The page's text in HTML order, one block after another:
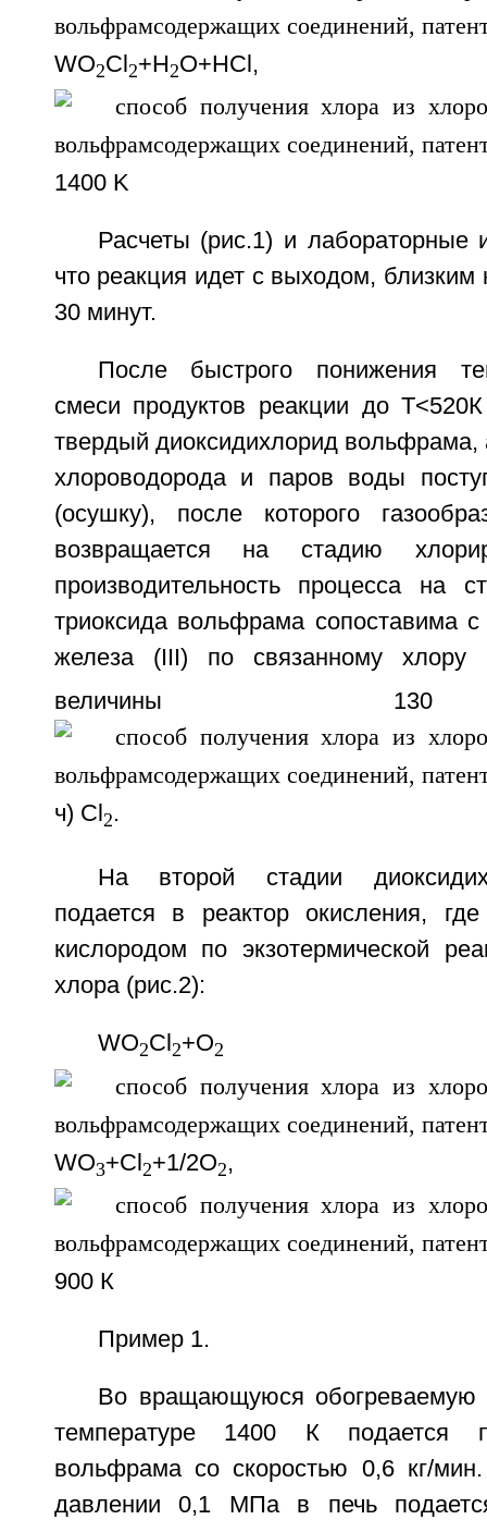
WO2Cl 2+H2
1400 K
Расчеты (рис.1) и лабораторные
что реакция идет с выходом, близким
30 минут.
После быстрого понижения
смеси продуктов реакции до
твердый диоксидихлорид вольфрама,
хлороводорода и паров воды
(осушку), после которого
возвращается на стадию
производительность процесса на
триоксида вольфрама сопоставима
железа (III) по связанному хлору
величины
ч) Cl 2.
На второй стадии
подается в реактор окисления,
кислородом по экзотермической
хлора (рис.2):
WO2Cl 2+O2
WO3+Cl 2+1/2O2,
900 К
Пример 1.
Во вращающуюся обогреваемую
температуре 1400 К подается
вольфрама со скоростью 0,6 кг/
давлении 0,1 МПа в печь